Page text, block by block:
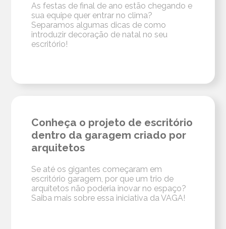
As festas de final de ano estão chegando e
sua equipe quer entrar no clima?
Separamos algumas dicas de como
introduzir decoração de natal no seu
escritório!
Conheça o projeto de escritório
dentro da garagem criado por
arquitetos
Se até os gigantes começaram em
escritório garagem, por que um trio de
arquitetos não poderia inovar no espaço?
Saiba mais sobre essa iniciativa da VAGA!